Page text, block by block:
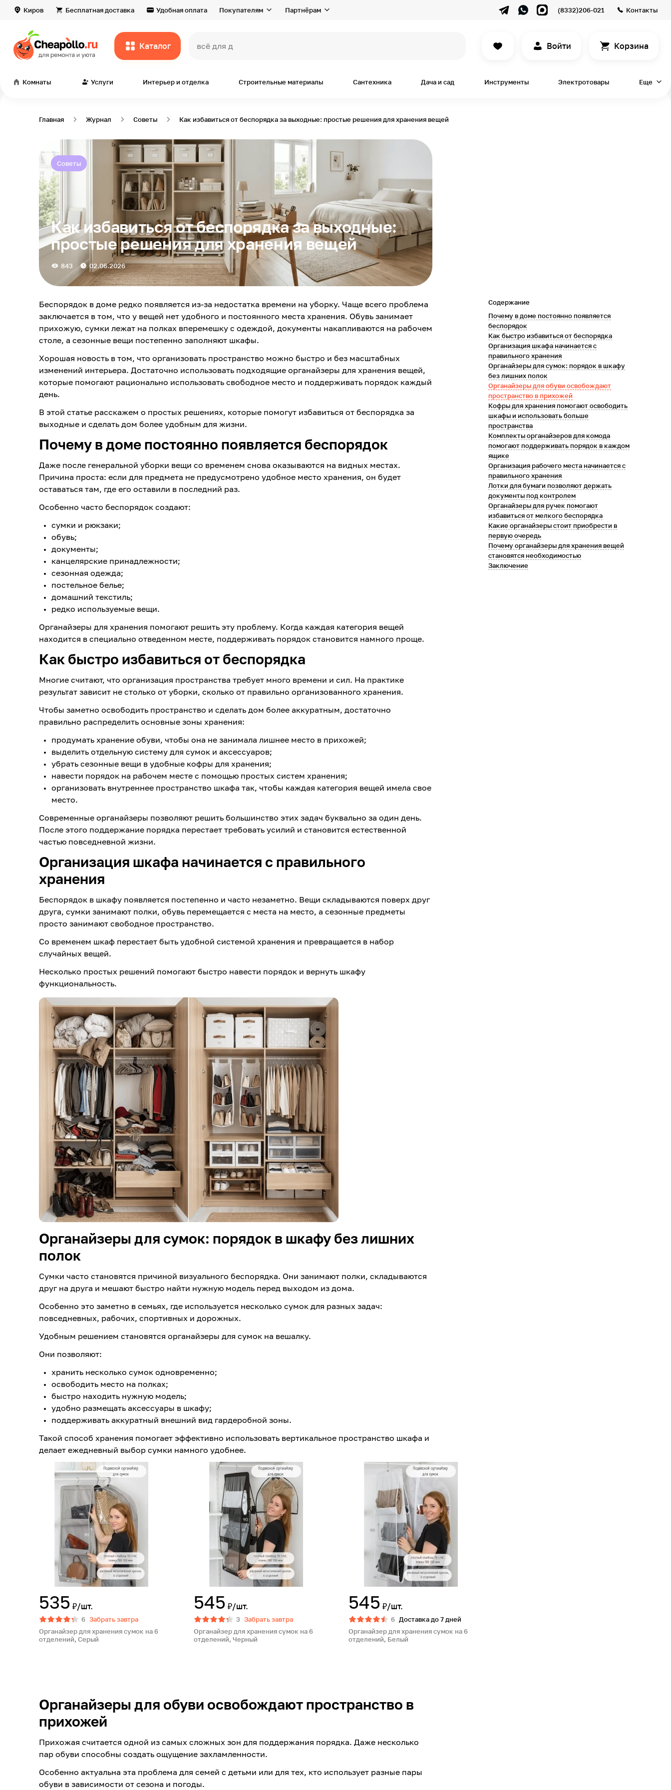
Киров Бесплатная доставка Удобная оплата Покупателям Партнёрам (8332)206-021 Контакты
Каталог всё для дома и рем Войти Корзина
Комнаты Услуги Интерьер и отделка Строительные материалы Сантехника Дача и сад Инструменты Электротовары Еще
Главная Журнал Советы Как избавиться от беспорядка за выходные: простые решения для хранения вещей
Советы
Как избавиться от беспорядка за выходные:
простые решения для хранения вещей
843 02.06.2026
Беспорядок в доме редко появляется из-за недостатка времени на уборку. Чаще всего проблема
заключается в том, что у вещей нет удобного и постоянного места хранения. Обувь занимает
прихожую, сумки лежат на полках вперемешку с одеждой, документы накапливаются на рабочем
столе, а сезонные вещи постепенно заполняют шкафы.
Хорошая новость в том, что организовать пространство можно быстро и без масштабных
изменений интерьера. Достаточно использовать подходящие органайзеры для хранения вещей,
которые помогают рационально использовать свободное место и поддерживать порядок каждый
день.
В этой статье расскажем о простых решениях, которые помогут избавиться от беспорядка за
выходные и сделать дом более удобным для жизни.
Почему в доме постоянно появляется беспорядок
Даже после генеральной уборки вещи со временем снова оказываются на видных местах.
Причина проста: если для предмета не предусмотрено удобное место хранения, он будет
оставаться там, где его оставили в последний раз.
Особенно часто беспорядок создают:
сумки и рюкзаки;
обувь;
документы;
канцелярские принадлежности;
сезонная одежда;
постельное белье;
домашний текстиль;
редко используемые вещи.
Органайзеры для хранения помогают решить эту проблему. Когда каждая категория вещей
находится в специально отведенном месте, поддерживать порядок становится намного проще.
Как быстро избавиться от беспорядка
Многие считают, что организация пространства требует много времени и сил. На практике
результат зависит не столько от уборки, сколько от правильно организованного хранения.
Чтобы заметно освободить пространство и сделать дом более аккуратным, достаточно
правильно распределить основные зоны хранения:
продумать хранение обуви, чтобы она не занимала лишнее место в прихожей;
выделить отдельную систему для сумок и аксессуаров;
убрать сезонные вещи в удобные кофры для хранения;
навести порядок на рабочем месте с помощью простых систем хранения;
организовать внутреннее пространство шкафа так, чтобы каждая категория вещей имела свое
место.
Современные органайзеры позволяют решить большинство этих задач буквально за один день.
После этого поддержание порядка перестает требовать усилий и становится естественной
частью повседневной жизни.
Организация шкафа начинается с правильного
хранения
Беспорядок в шкафу появляется постепенно и часто незаметно. Вещи складываются поверх друг
друга, сумки занимают полки, обувь перемещается с места на место, а сезонные предметы
просто занимают свободное пространство.
Со временем шкаф перестает быть удобной системой хранения и превращается в набор
случайных вещей.
Несколько простых решений помогают быстро навести порядок и вернуть шкафу
функциональность.
Органайзеры для сумок: порядок в шкафу без лишних
полок
Сумки часто становятся причиной визуального беспорядка. Они занимают полки, складываются
друг на друга и мешают быстро найти нужную модель перед выходом из дома.
Особенно это заметно в семьях, где используется несколько сумок для разных задач:
повседневных, рабочих, спортивных и дорожных.
Удобным решением становятся органайзеры для сумок на вешалку.
Они позволяют:
хранить несколько сумок одновременно;
освободить место на полках;
быстро находить нужную модель;
удобно размещать аксессуары в шкафу;
поддерживать аккуратный внешний вид гардеробной зоны.
Такой способ хранения помогает эффективно использовать вертикальное пространство шкафа и
делает ежедневный выбор сумки намного удобнее.
535 ₽/шт.
6 Забрать завтра
Органайзер для хранения сумок на 6
отделений, Серый
545 ₽/шт.
3 Забрать завтра
Органайзер для хранения сумок на 6
отделений, Черный
545 ₽/шт.
6 Доставка до 7 дней
Органайзер для хранения сумок на 6
отделений, Белый
Органайзеры для обуви освобождают пространство в
прихожей
Прихожая считается одной из самых сложных зон для поддержания порядка. Даже несколько
пар обуви способны создать ощущение захламленности.
Особенно актуальна эта проблема для семей с детьми или для тех, кто использует разные пары
обуви в зависимости от сезона и погоды.
Содержание
Почему в доме постоянно появляется
беспорядок
Как быстро избавиться от беспорядка
Организация шкафа начинается с
правильного хранения
Органайзеры для сумок: порядок в шкафу
без лишних полок
Органайзеры для обуви освобождают
пространство в прихожей
Кофры для хранения помогают освободить
шкафы и использовать больше
пространства
Комплекты органайзеров для комода
помогают поддерживать порядок в каждом
ящике
Организация рабочего места начинается с
правильного хранения
Лотки для бумаги позволяют держать
документы под контролем
Органайзеры для ручек помогают
избавиться от мелкого беспорядка
Какие органайзеры стоит приобрести в
первую очередь
Почему органайзеры для хранения вещей
становятся необходимостью
Заключение